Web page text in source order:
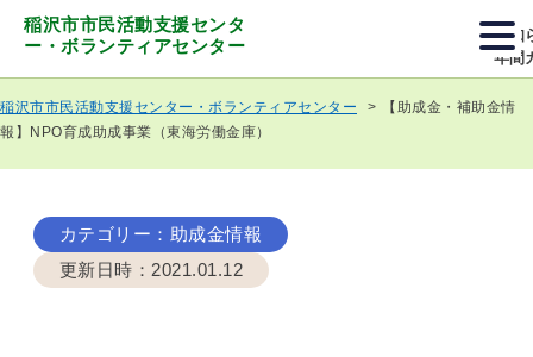
稲沢市市民活動支援センタ
ー・ボランティアセンター
お知
年間
稲沢市市民活動支援センター・ボランティアセンター
【助成金・補助金情
報】NPO育成助成事業（東海労働金庫）
カテゴリー ：助成金情報
更新日時 ：2021.01.12